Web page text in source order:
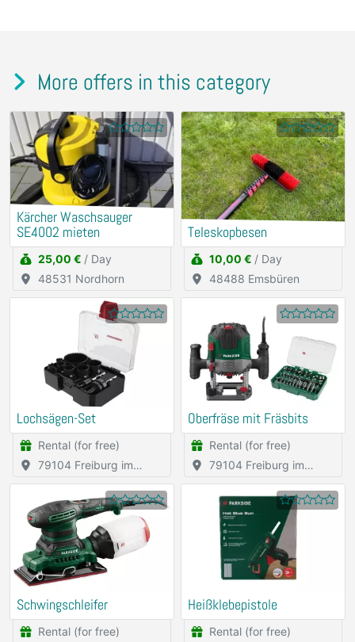
More offers in this category
Kärcher Waschsauger
SE4002 mieten
25,00 € / Day
48531 Nordhorn
Teleskopbesen
10,00 € / Day
48488 Emsbüren
Lochsägen-Set
Rental (for free)
Breisgau
Oberfräse mit Fräsbits
Rental (for free)
Breisgau
Schwingschleifer
Rental (for free)
Heißklebepistole
Rental (for free)